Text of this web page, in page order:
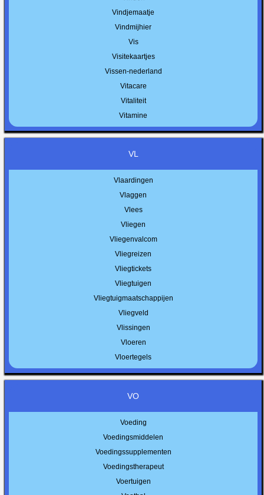
Vindjemaatje
Vindmijhier
Vis
Visitekaartjes
Vissen-nederland
Vitacare
Vitaliteit
Vitamine
VL
Vlaardingen
Vlaggen
Vlees
Vliegen
Vliegenvalcom
Vliegreizen
Vliegtickets
Vliegtuigen
Vliegtuigmaatschappijen
Vliegveld
Vlissingen
Vloeren
Vloertegels
VO
Voeding
Voedingsmiddelen
Voedingssupplementen
Voedingstherapeut
Voertuigen